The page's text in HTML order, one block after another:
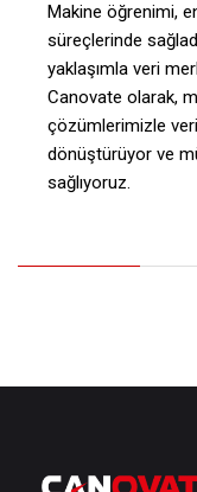
Makine öğrenimi,
süreçlerinde
yaklaşımla veri
Canovate olarak,
çözümlerimizle
dönüştürüyor ve
sağlıyoruz.